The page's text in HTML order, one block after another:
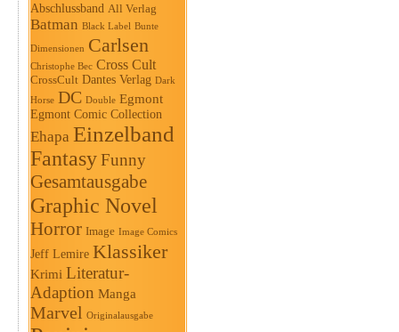
Abschlussband All Verlag
Batman Black Label Bunte
Dimensionen Carlsen
Christophe Bec Cross Cult
CrossCult Dantes Verlag Dark
Horse DC Double Egmont
Egmont Comic Collection
Ehapa Einzelband
FantasyFunny
Gesamtausgabe
Graphic Novel
Horror Image Image Comics
Jeff Lemire Klassiker
Krimi Literatur-
Adaption Manga
Marvel Originalausgabe